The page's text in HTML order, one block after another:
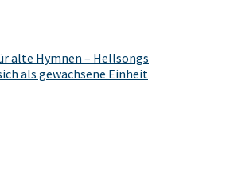
alte Hymnen – Hellsongs
als gewachsene Einheit